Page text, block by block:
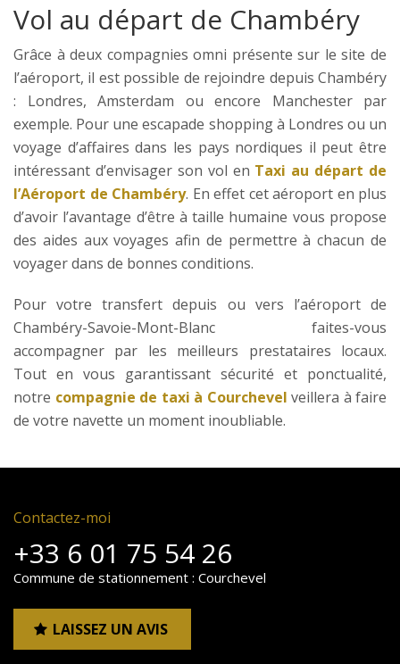
Vol au départ de Chambéry
Grâce à deux compagnies omni présente sur le site de
l’aéroport, il est possible de rejoindre depuis Chambéry
: Londres, Amsterdam ou encore Manchester par
exemple. Pour une escapade shopping à Londres ou un
voyage d’affaires dans les pays nordiques il peut être
intéressant d’envisager son vol en Taxi au départ de
l’Aéroport de Chambéry. En effet cet aéroport en plus
d’avoir l’avantage d’être à taille humaine vous propose
des aides aux voyages afin de permettre à chacun de
voyager dans de bonnes conditions.
Pour votre transfert depuis ou vers l’aéroport de
Chambéry-Savoie-Mont-Blanc faites-vous
accompagner par les meilleurs prestataires locaux.
Tout en vous garantissant sécurité et ponctualité,
notre compagnie de taxi à Courchevel veillera à faire
de votre navette un moment inoubliable.
Contactez-moi
+33 6 01 75 54 26
Commune de stationnement : Courchevel
LAISSEZ UN AVIS